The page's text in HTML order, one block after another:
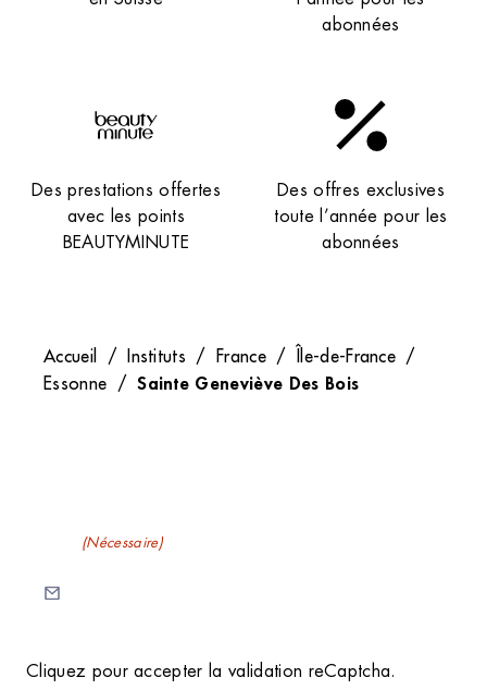
abonnées
Des prestations offertes
avec les points
BEAUTYMINUTE
Des offres exclusives
toute l’année pour les
abonnées
Accueil / Instituts / France / Île-de-France /
Essonne / Sainte Geneviève Des Bois
(Nécessaire)
A
Cliquez pour accepter la validation reCaptcha.